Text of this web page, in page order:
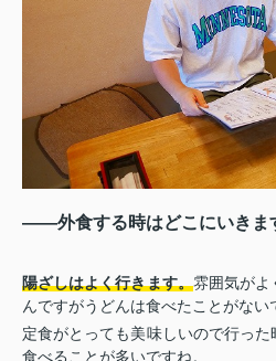
――外食する時はどこにいきま
陽ざしはよく行きます。雰囲気がよ
んですがうどんは食べたことがない
定食がとっても美味しいので行っ
食べることが多いですね。